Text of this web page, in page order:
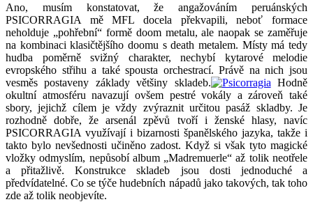
Ano, musím konstatovat, že angažováním peruánských
PSICORRAGIA mě MFL docela překvapili, neboť formace
neholduje „pohřební“ formě doom metalu, ale naopak se zaměřuje
na kombinaci klasičtějšího doomu s death metalem. Místy má tedy
hudba poměrně svižný charakter, nechybí kytarové melodie
evropského střihu a také spousta orchestrací. Právě na nich jsou
vesměs postaveny základy většiny skladeb.
Hodně
okultní atmosféru navazují ovšem pestré vokály a zároveň také
sbory, jejichž cílem je vždy zvýraznit určitou pasáž skladby. Je
rozhodně dobře, že arsenál zpěvů tvoří i ženské hlasy, navíc
PSICORRAGIA využívají i bizarnosti španělského jazyka, takže i
takto bylo nevšednosti učiněno zadost. Když si však tyto magické
vložky odmyslím, nepůsobí album „Madremuerle“ až tolik neotřele
a přitažlivě. Konstrukce skladeb jsou dosti jednoduché a
předvídatelné. Co se týče hudebních nápadů jako takových, tak toho
zde až tolik neobjevíte.